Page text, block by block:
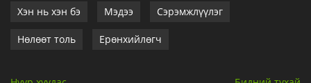
Хэн нь хэн бэ Мэдээ Сэрэмжлүүлэг
Нөлөөт толь Ерөнхийлөгч